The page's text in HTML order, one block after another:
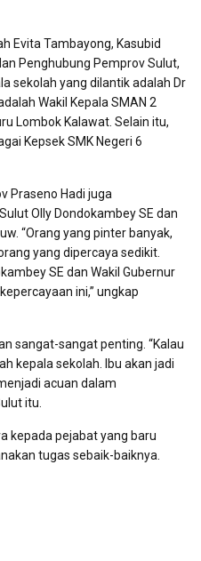
Evita Tambayong, Kasubid
Penghubung Pemprov Sulut,
sekolah yang dilantik adalah Dr
Wakil Kepala SMAN 2
Lombok Kalawat. Selain itu,
Kepsek SMK Negeri 6
Praseno Hadi juga
Olly Dondokambey SE dan
“Orang yang pinter banyak,
yang dipercaya sedikit.
SE dan Wakil Gubernur
ini,” ungkap
sangat-sangat penting. “Kalau
kepala sekolah. Ibu akan jadi
acuan dalam
itu.
kepada pejabat yang baru
tugas sebaik-baiknya.